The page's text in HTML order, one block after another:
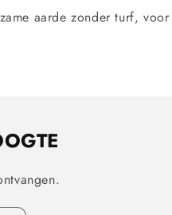
aarde zonder turf,